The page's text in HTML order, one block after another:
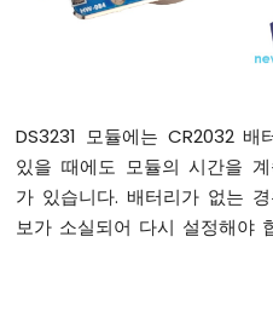
-
이
드
ESP8266
DS3231 모듈에는 CR2032 배
있을 때에도 모듈의 시간을
가 있습니다. 배터리가 없는
보가 소실되어 다시 설정해야